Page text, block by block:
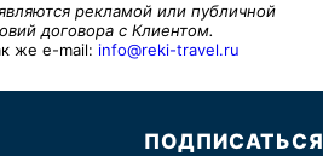
рекламой или публичной
договора с Клиентом.
же e-mail: info@reki-travel.ru
ПОДПИСАТЬСЯ